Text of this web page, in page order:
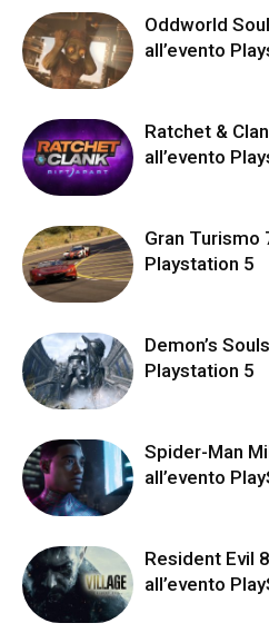
Oddworld
all’evento
Ratchet &
all’evento
Gran Turismo
Playstation 5
Demon’s
Playstation 5
Spider-Man
all’evento
Resident Evil
all’evento